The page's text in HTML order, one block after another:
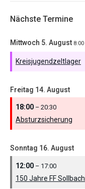
Nächste Termine
Mittwoch 5. August 8:00
Kreisjugendzeltlager
Freitag 14. August
18:00 – 20:30
Absturzsicherung
Sonntag 16. August
12:00 – 17:00
150 Jahre FF Sollbach